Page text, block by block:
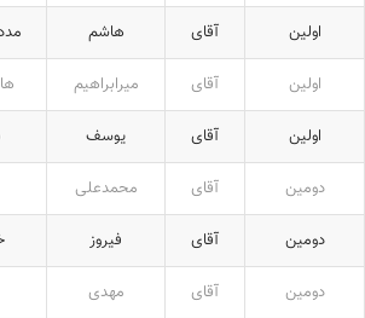
اولین آقای هاشم
اولین آقای میرابراهیم
اولین آقای یوسف
دومین آقای محمدعلی
دومین آقای فیروز
دومین آقای مهدی